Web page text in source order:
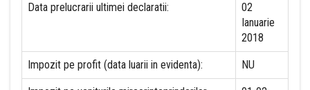
Data prelucrarii ultimei declaratii:
02
Ianuarie
2018
Impozit pe profit (data luarii in evidenta): NU